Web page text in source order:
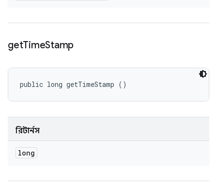
getTimeStamp
public long getTimeStamp ()
রিটার্নস
long